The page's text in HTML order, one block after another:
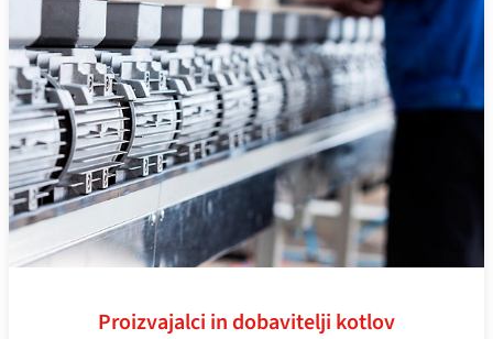
Proizvajalci in dobavitelji kotlov